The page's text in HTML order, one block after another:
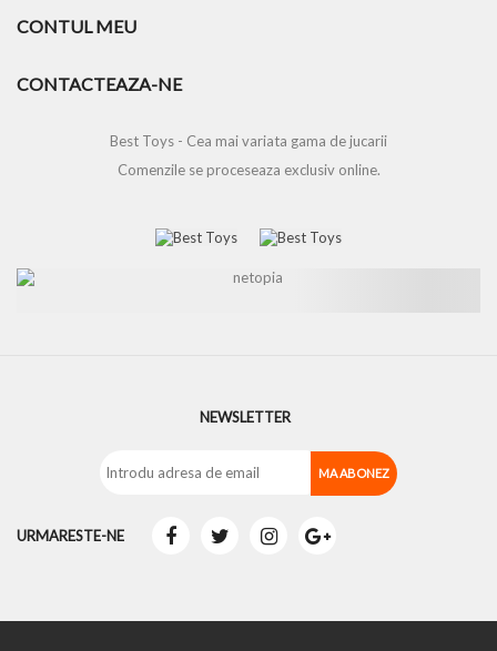
CONTUL MEU
CONTACTEAZA-NE
Best Toys - Cea mai variata gama de jucarii
Comenzile se proceseaza exclusiv online.
NEWSLETTER
URMARESTE-NE